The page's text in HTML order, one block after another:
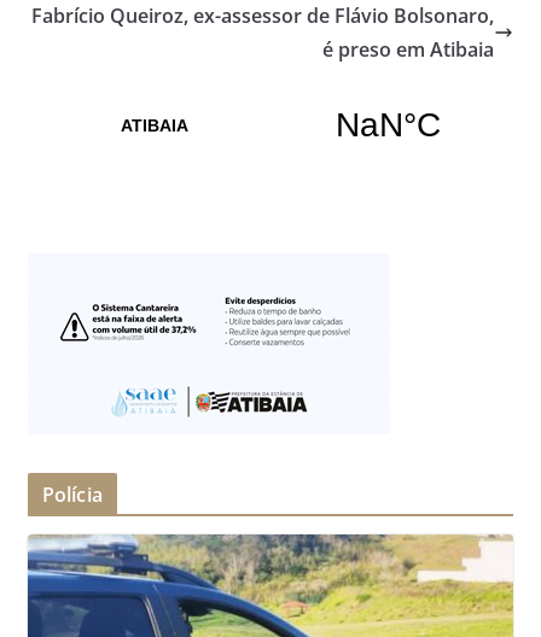
Fabrício Queiroz, ex-assessor de Flávio Bolsonaro,
é preso em Atibaia
Polícia